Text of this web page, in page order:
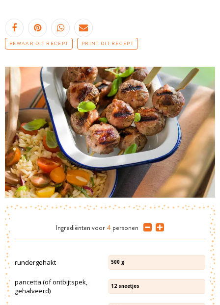
BEWAAR DIT RECEPT PRINT DIT RECEPT
Ingrediënten voor 4 personen
rundergehakt 500 g
pancetta (of ontbijtspek,
gehalveerd)
12 sneetjes